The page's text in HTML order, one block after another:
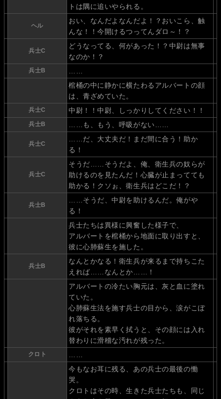
トは隅に追いやられる。
ヘル
おい、なんだよなんだよ！？おいこら、触
んな！！今開けるつってんダロ～！？
兵士C
どうなってる、何があった！？中尉は無事
なのか！？
兵士B
棺桶の中に静かに横たわるアルバートの顔
は、青ざめていた。
兵士C 中尉！！中尉、しっかりしてください！！
兵士B ……も、もう、呼吸がない……
兵士C
……だ、大丈夫だ！まだ間に合う！助か
る！
兵士C
そうだ……そうだよ、俺、衛生兵の奴らが
助けるのを見たんだ！心臓が止まってても
助かる！クソぉ、衛生兵はどこだ！？
兵士B
……そうだ、中尉を助けるんだ。俺がや
る！
兵士たちは異様に興奮した様子で、
アルバートを棺桶から地面に取り出すと、
彼に心肺蘇生を施した。
兵士B
なんとかなる！衛生兵が来るまで持ちこた
えれば……なんとか……！
アルバートの冷たい胸元は、灰と血に塗れ
ていた。
心肺蘇生法を施す兵士の目から、涙がこぼ
れ落ちる。
彼がそれを素早く拭うと、その顔には入れ
替わりに滑稽な汚れが残った。
クロト
今もなお耳に残る、あの兵士の最後の慟
哭。
クロトはその時、生きた兵士たちも、同じ